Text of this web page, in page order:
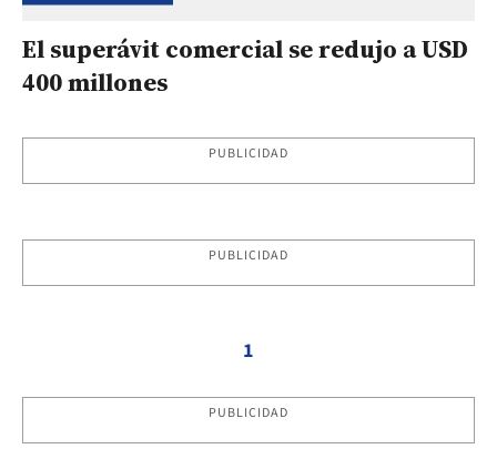
El superávit comercial se redujo a USD
400 millones
PUBLICIDAD
PUBLICIDAD
1
PUBLICIDAD